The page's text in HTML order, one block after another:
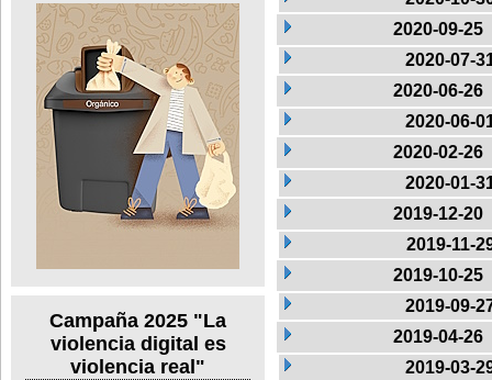
Campaña 2025 "La
violencia digital es
violencia real"
2020-09-25
2020-07-
2020-06-26
2020-06-
2020-02-26
2020-01-
2019-12-20
2019-11-
2019-10-25
2019-09-
2019-04-26
2019-03-